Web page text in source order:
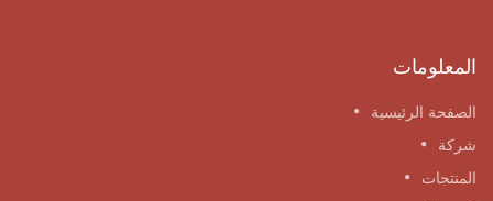
المعلومات
الصفحة الرئيسية
شركة
المنتجات